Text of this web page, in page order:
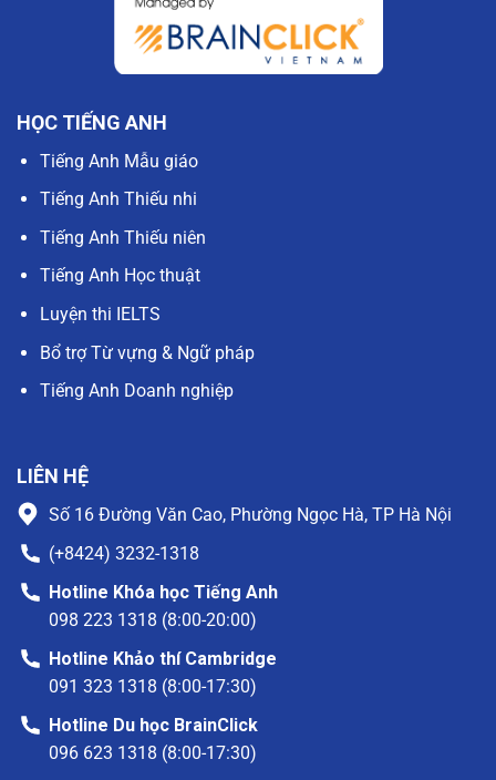
HỌC TIẾNG ANH
Tiếng Anh Mẫu giáo
Tiếng Anh Thiếu nhi
Tiếng Anh Thiếu niên
Tiếng Anh Học thuật
Luyện thi IELTS
Bổ trợ Từ vựng & Ngữ pháp
Tiếng Anh Doanh nghiệp
LIÊN HỆ
Số 16 Đường Văn Cao, Phường Ngọc Hà, TP Hà Nội
(+8424) 3232-1318
Hotline Khóa học Tiếng Anh
098 223 1318 (8:00-20:00)
Hotline Khảo thí Cambridge
091 323 1318 (8:00-17:30)
Hotline Du học BrainClick
096 623 1318 (8:00-17:30)